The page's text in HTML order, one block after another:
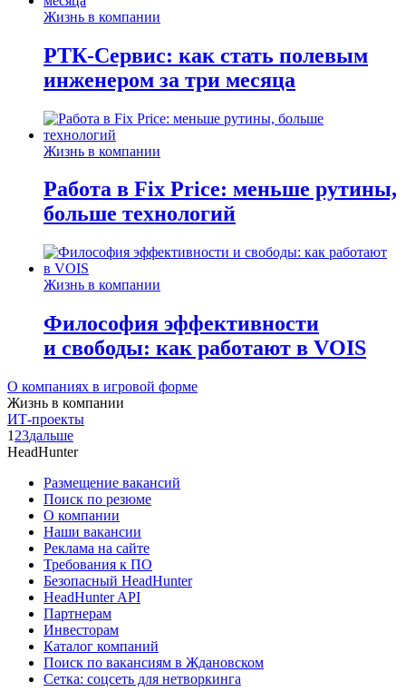
Жизнь в компании
РТК-Сервис: как стать полевым
инженером за три месяца
Жизнь в компании
Работа в Fix Price: меньше рутины,
больше технологий
Жизнь в компании
Философия эффективности
и свободы: как работают в VOIS
О компаниях в игровой форме
Жизнь в компании
ИТ-проекты
1 23дальше
HeadHunter
Размещение вакансий
Поиск по резюме
О компании
Наши вакансии
Реклама на сайте
Требования к ПО
Безопасный HeadHunter
HeadHunter API
Партнерам
Инвесторам
Каталог компаний
Поиск по вакансиям в Ждановском
Сетка: соцсеть для нетворкинга